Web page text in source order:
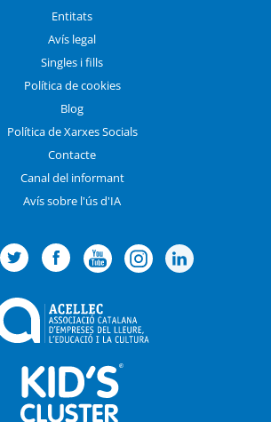
Entitats
Avís legal
Singles i fills
Política de cookies
Blog
Política de Xarxes Socials
Contacte
Canal del informant
Avís sobre l'ús d'IA